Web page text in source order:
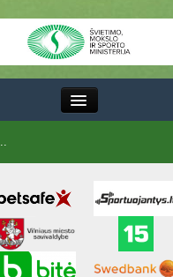
SFL taurė
7x7 CUP